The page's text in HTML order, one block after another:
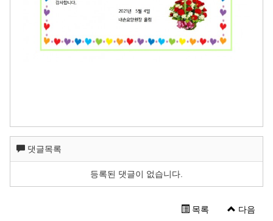
댓글목록
등록된 댓글이 없습니다.
목록 다음